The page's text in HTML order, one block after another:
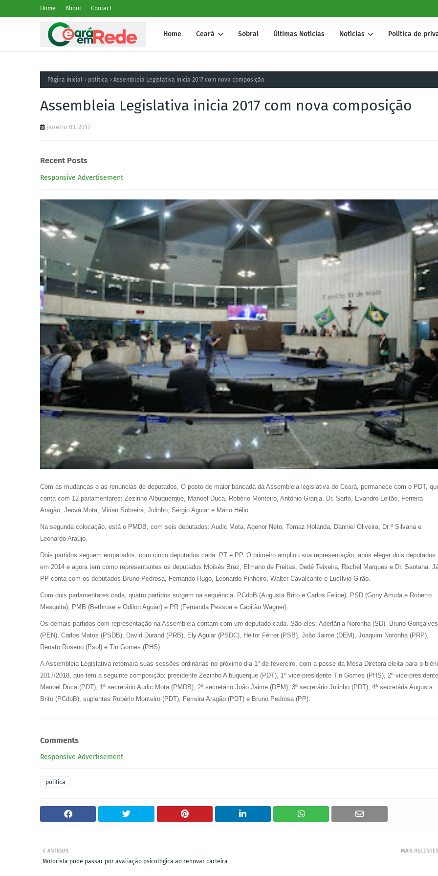
Home About Contact
Home Ceará Sobral Últimas Notícias Notícias Política de
Página inicial politica Assembleia Legislativa inicia 2017 com nova composição
Assembleia Legislativa inicia 2017 com nova composição
janeiro 03, 2017
Recent Posts
Responsive Advertisement
Com as mudanças e as renúncias de deputados, O posto de maior bancada da Assembleia legislativa do Ceará, permanece com o PDT,
conta com 12 parlamentares: Zezinho Albuquerque, Manoel Duca, Robério Monteiro, Antônio Granja, Dr. Sarto, Evandro Leitão, Ferreira
Aragão, Jeová Mota, Mirian Sobreira, Julinho, Sérgio Aguiar e Mário Hélio.
Na segunda colocação, está o PMDB, com seis deputados: Audic Mota, Agenor Neto, Tomaz Holanda, Danniel Oliveira, Dr ª Silvana e
Leonardo Araújo.
Dois partidos seguem empatados, com cinco deputados cada: PT e PP. O primeiro ampliou sua representação, após eleger dois deputados
em 2014 e agora tem como representantes os deputados Moisés Braz, Elmano de Freitas, Dedé Teixeira, Rachel Marques e Dr. Santana.
PP conta com os deputados Bruno Pedrosa, Fernando Hugo, Leonardo Pinheiro, Walter Cavalcante e Lucílvio Girão.
Com dois parlamentares cada, quatro partidos surgem na sequência: PCdoB (Augusta Brito e Carlos Felipe), PSD (Gony Arruda e Roberto
Mesquita), PMB (Bethrose e Odilon Aguiar) e PR (Fernanda Pessoa e Capitão Wagner).
Os demais partidos com representação na Assembleia contam com um deputado cada. São eles: Aderlânia Noronha (SD), Bruno Gonçalves
(PEN), Carlos Matos (PSDB), David Durand (PRB), Ely Aguiar (PSDC), Heitor Férrer (PSB), João Jaime (DEM), Joaquim Noronha (PRP),
Renato Roseno (Psol) e Tin Gomes (PHS).
A Assembleia Legislativa retomará suas sessões ordinárias no próximo dia 1º de fevereiro, com a posse da Mesa Diretora eleita para o
2017/2018, que tem a seguinte composição: presidente Zezinho Albuquerque (PDT), 1º vice-presidente Tin Gomes (PHS), 2º vice-presidente
Manoel Duca (PDT), 1º secretário Audic Mota (PMDB), 2º secretário João Jaime (DEM), 3º secretário Julinho (PDT), 4ª secretária Augusta
Brito (PCdoB), suplentes Robério Monteiro (PDT), Ferreira Aragão (PDT) e Bruno Pedrosa (PP).
Comments
Responsive Advertisement
politica
MAIS RECENTES
ANTIGOS
Motorista pode passar por avaliação psicológica ao renovar carteira